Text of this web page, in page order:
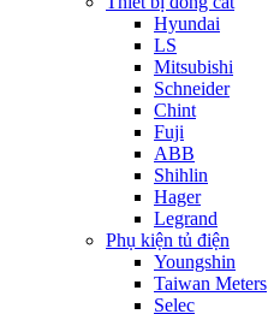
Hyundai
LS
Mitsubishi
Schneider
Chint
Fuji
ABB
Shihlin
Hager
Legrand
Phụ kiện tủ điện
Youngshin
Taiwan Meters
Selec